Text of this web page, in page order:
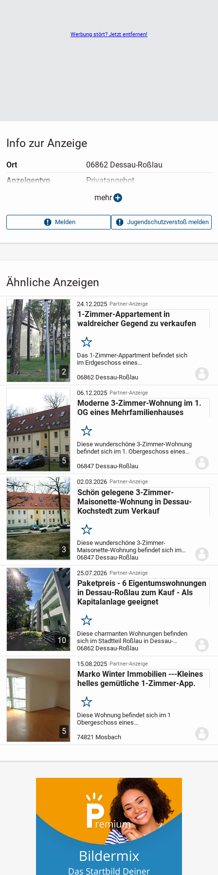
Werbung stört? Jetzt entfernen!
Ähnliche Anzeigen
2
24.12.2025 Partner-Anzeige
1-Zimmer-Appartement in
waldreicher Gegend zu verkaufen
Merken
Das 1-Zimmer-Appartment befindet sich
im Erdgeschoss eines
verfügt über ein geräumiges
Wohn/Schlafzimmer mit offenem
Küchenbereich und einem kleinen
Badezimmer. Vom...
06862 Dessau-Roßlau
5
06.12.2025 Partner-Anzeige
Moderne 3-Zimmer-Wohnung im 1.
OG eines Mehrfamilienhauses
Merken
Diese wunderschöne 3-Zimmer-Wohnung
befindet sich im 1. Obergeschoss eines
bietet ein großes Wohnzimmer, ein
geräumiges Schlafzimmer, ein weiteres
vielseitig...
06847 Dessau-Roßlau
3
02.03.2026 Partner-Anzeige
Schön gelegene 3-Zimmer-
Maisonette-Wohnung in Dessau-
Kochstedt zum Verkauf
Merken
Diese wunderschöne 3-Zimmer-
Maisonette-Wohnung befindet sich im
Dachgeschoss eines
Mehrfamilienhauses mit 18 Einheiten. Sie
bietet im unteren Bereich ein großes
Wohnzimmer, ein geräumiges
Schlafzimmer...
06847 Dessau-Roßlau
10
25.07.2026 Partner-Anzeige
Paketpreis - 6 Eigentumswohnungen
in Dessau-Roßlau zum Kauf - Als
Kapitalanlage geeignet
Merken
Diese charmanten Wohnungen befinden
sich im Stadtteil Roßlau in Dessau-
Roßlau und bieten praktische
Wohnflächen zwischen 56,69 und 64,82
m². Die Wohnungen umfassen je nach
Aufteilung drei bis vier...
06862 Dessau-Roßlau
5
15.08.2025 Partner-Anzeige
Marko Winter Immobilien ---Kleines
helles gemütliche 1-Zimmer-App.
Merken
Diese Wohnung befindet sich im 1
Obergeschoss eines
verteilt sich über ein Wohnzimmer, ein
Duschbad sowie eine Kochnische.Im UG
74821 Mosbach
Info zur Anzeige
Ort
06862 Dessau-Roßlau
Anzeigen­typ
Privatangebot
19.04.2026
Anzeigen­kennung
4dee7ead
Aufrufe dieser
10
mehr
Melden Jugendschutzverstoß melden